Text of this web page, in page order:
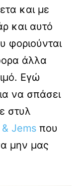
και με
και αυτό
φοριούνται
άλλα
Εγώ
να σπάσει
στυλ
Jems που
μην μας